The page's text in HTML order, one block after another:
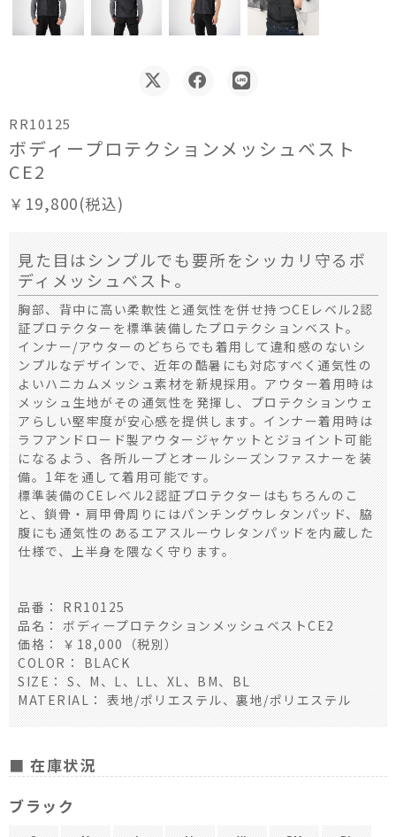
RR10125
ボディープロテクションメッシュベスト
CE2
￥19,800(税込)
見た目はシンプルでも要所をシッカリ守るボ
ディメッシュベスト。
胸部、背中に高い柔軟性と通気性を併せ持つCEレベル2認
証プロテクターを標準装備したプロテクションベスト。
インナー/アウターのどちらでも着用して違和感のないシ
ンプルなデザインで、近年の酷暑にも対応すべく通気性の
よいハニカムメッシュ素材を新規採用。アウター着用時は
メッシュ生地がその通気性を発揮し、プロテクションウェ
アらしい堅牢度が安心感を提供します。インナー着用時は
ラフアンドロード製アウタージャケットとジョイント可能
になるよう、各所ループとオールシーズンファスナーを装
備。1年を通して着用可能です。
標準装備のCEレベル2認証プロテクターはもちろんのこ
と、鎖骨・肩甲骨周りにはパンチングウレタンパッド、脇
腹にも通気性のあるエアスルーウレタンパッドを内蔵した
仕様で、上半身を隈なく守ります。
品番： RR10125
品名： ボディープロテクションメッシュベストCE2
価格： ￥18,000（税別）
COLOR： BLACK
SIZE： S、M、L、LL、XL、BM、BL
MATERIAL： 表地/ポリエステル、裏地/ポリエステル
■ 在庫状況
ブラック